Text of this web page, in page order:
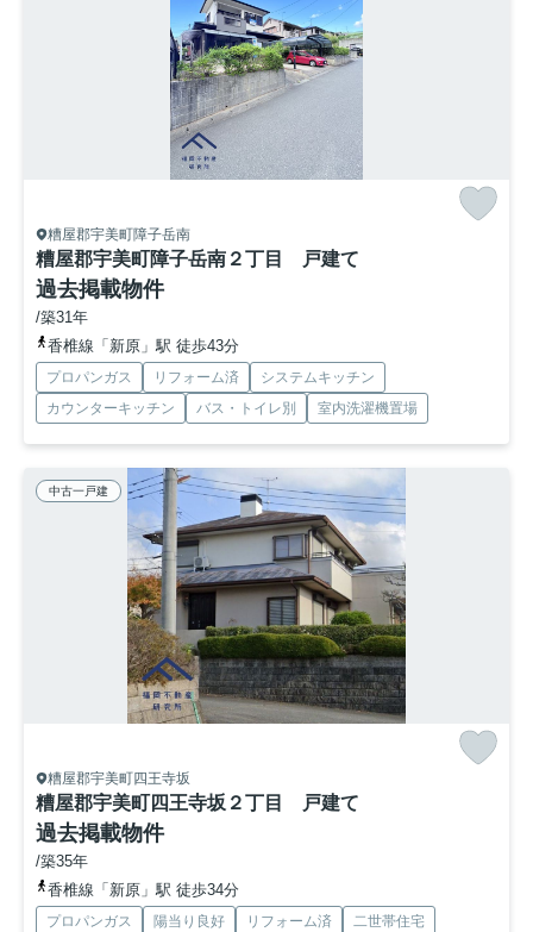
糟屋郡宇美町障子岳南
糟屋郡宇美町障子岳南２丁目 戸建て
過去掲載物件
/築31年
香椎線「新原」駅 徒歩43分
プロパンガス リフォーム済
システムキッチン
カウンターキッチン
バス・トイレ別 室内洗濯機置場
中古一戸建
糟屋郡宇美町四王寺坂
糟屋郡宇美町四王寺坂２丁目 戸建て
過去掲載物件
/築35年
香椎線「新原」駅 徒歩34分
プロパンガス 陽当り良好 リフォーム済
二世帯住宅